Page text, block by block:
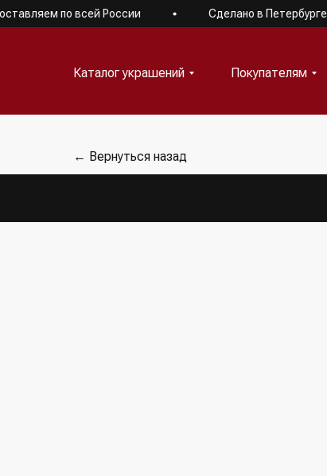
по всей России Сделано в Петербурге
Покупателям
Каталог украшений
← Вернуться назад